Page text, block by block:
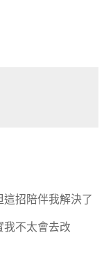
招陪伴我解決了
不太會去改